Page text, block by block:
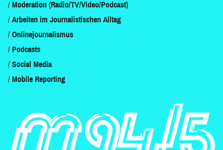
Moderation (Radio/TV/Video/Podcast)
Arbeiten im Journalistischen Alltag
Onlinejournalismus
Podcasts
Social Media
Mobile Reporting